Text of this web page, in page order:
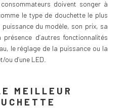
doivent songer à
le type de douchette le plus
du modèle, son prix, sa
d’autres fonctionnalités
le réglage de la puissance ou la
d’une LED.
MEILLEUR